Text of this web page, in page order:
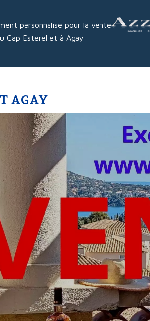
personnalisé pour la vente
Cap Esterel et à Agay
AGAY